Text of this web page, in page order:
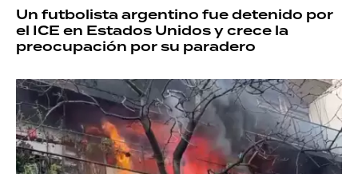
Un futbolista argentino fue detenido por
el ICE en Estados Unidos y crece la
preocupación por su paradero